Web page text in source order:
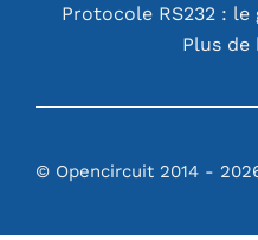
Protocole RS232 :
Plus de
© Opencircuit 2014 -